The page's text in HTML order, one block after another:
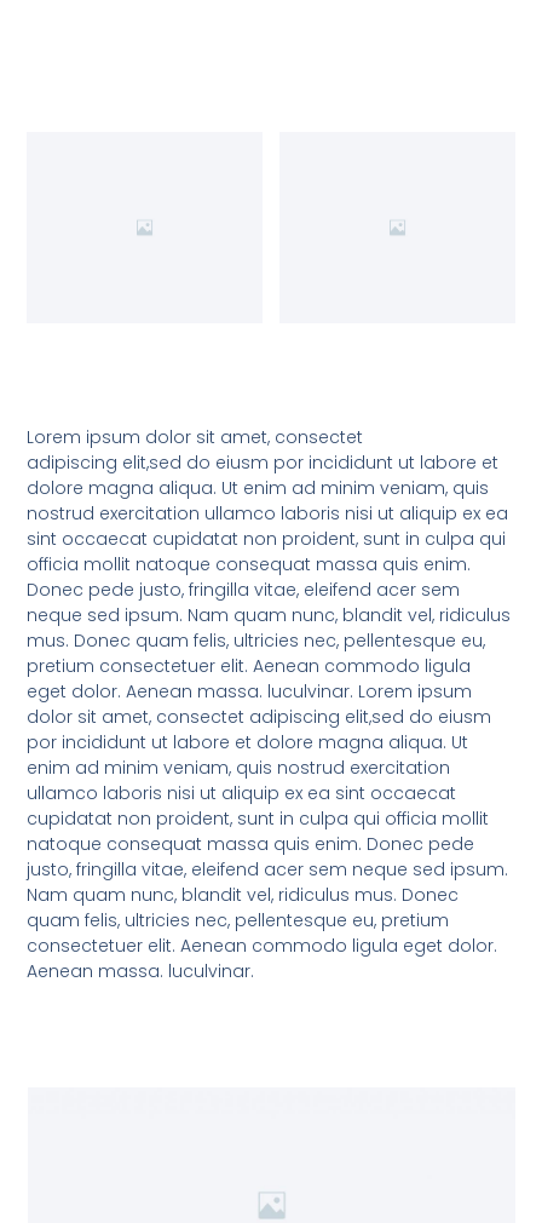
Lorem ipsum dolor sit amet, consectet
adipiscing elit,sed do eiusm por incididunt ut labore et
dolore magna aliqua. Ut enim ad minim veniam, quis
nostrud exercitation ullamco laboris nisi ut aliquip ex ea
sint occaecat cupidatat non proident, sunt in culpa qui
officia mollit natoque consequat massa quis enim.
Donec pede justo, fringilla vitae, eleifend acer sem
neque sed ipsum. Nam quam nunc, blandit vel, ridiculus
mus. Donec quam felis, ultricies nec, pellentesque eu,
pretium consectetuer elit. Aenean commodo ligula
eget dolor. Aenean massa. luculvinar. Lorem ipsum
dolor sit amet, consectet adipiscing elit,sed do eiusm
por incididunt ut labore et dolore magna aliqua. Ut
enim ad minim veniam, quis nostrud exercitation
ullamco laboris nisi ut aliquip ex ea sint occaecat
cupidatat non proident, sunt in culpa qui officia mollit
natoque consequat massa quis enim. Donec pede
justo, fringilla vitae, eleifend acer sem neque sed ipsum.
Nam quam nunc, blandit vel, ridiculus mus. Donec
quam felis, ultricies nec, pellentesque eu, pretium
consectetuer elit. Aenean commodo ligula eget dolor.
Aenean massa. luculvinar.